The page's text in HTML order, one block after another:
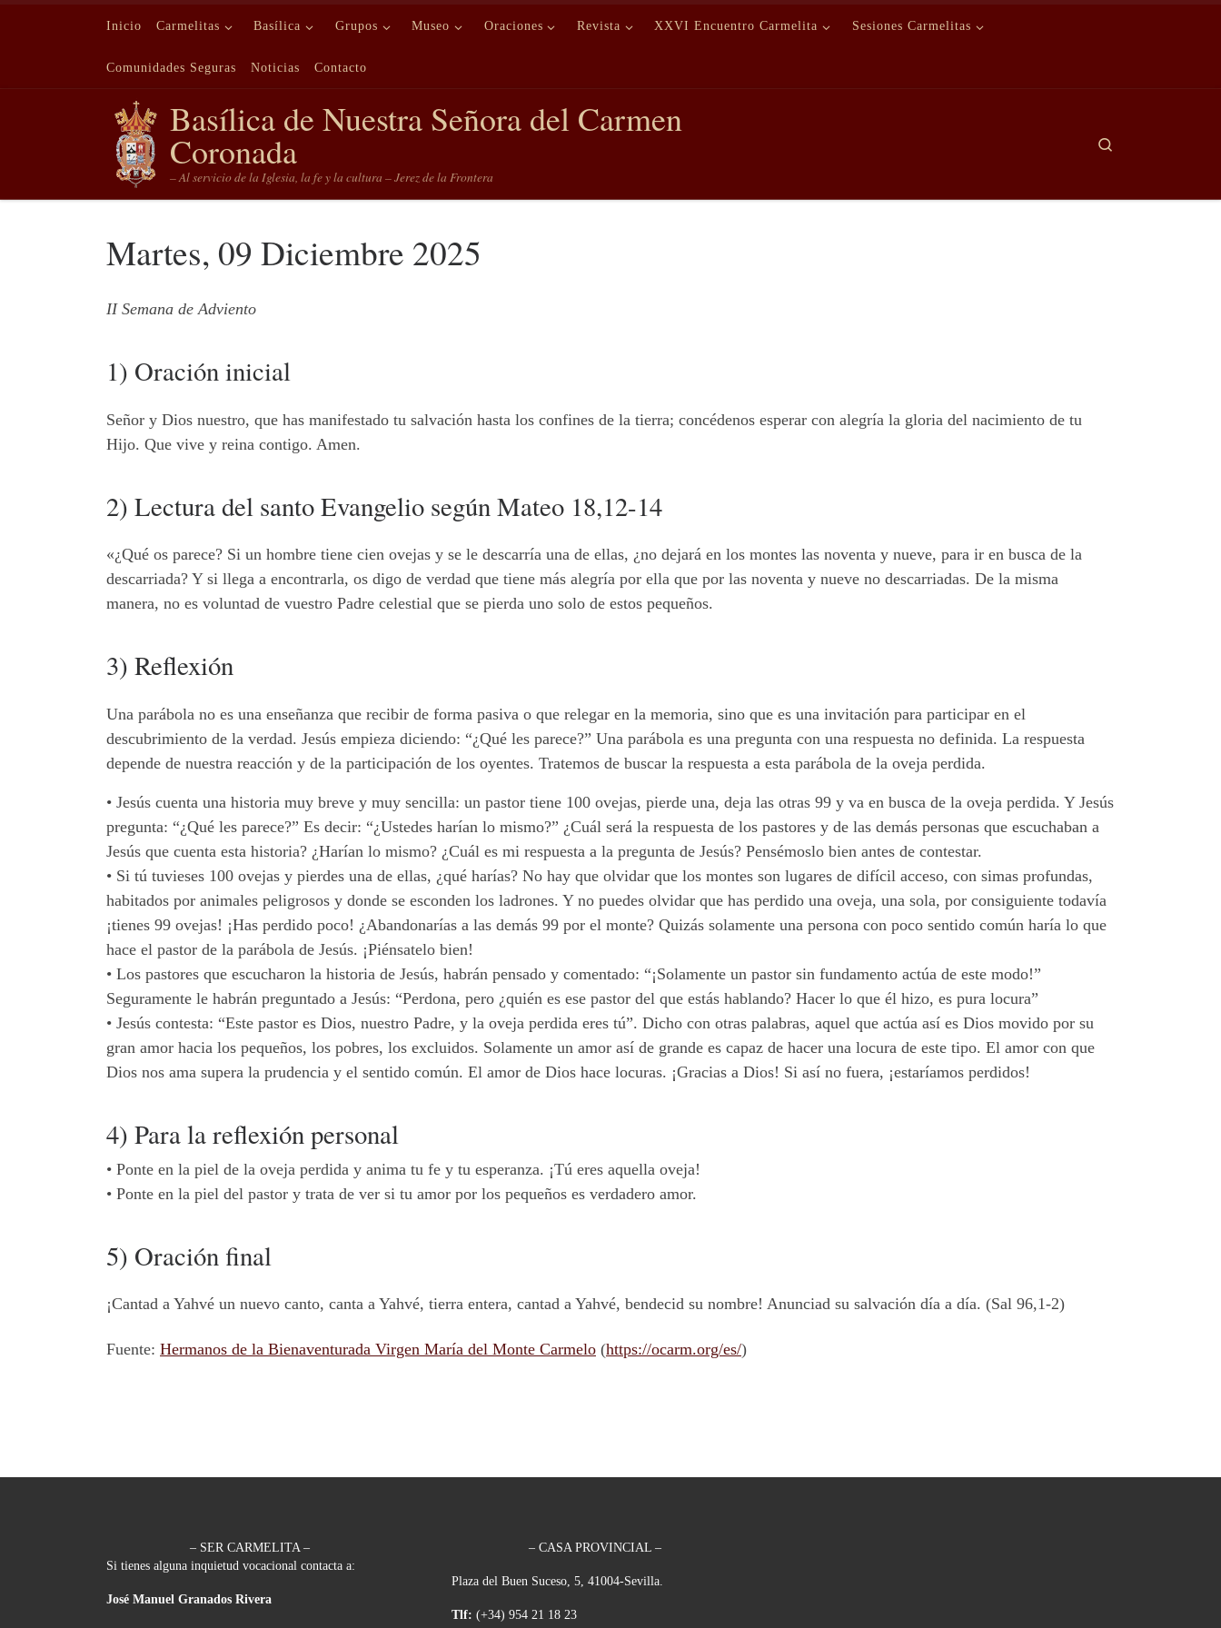
Saltar al contenido
Inicio Carmelitas Basílica Grupos Museo Oraciones Revista XXVI Encuentro Carmelita Sesiones Carmelitas
Comunidades Seguras Noticias Contacto
Basílica de Nuestra Señora del Carmen
Coronada
– Al servicio de la Iglesia, la fe y la cultura – Jerez de la Frontera
Martes, 09 Diciembre 2025
II Semana de Adviento
1) Oración inicial
Señor y Dios nuestro, que has manifestado tu salvación hasta los confines de la tierra; concédenos esperar con alegría la gloria del nacimiento de tu
Hijo. Que vive y reina contigo. Amen.
2) Lectura del santo Evangelio según Mateo 18,12-14
«¿Qué os parece? Si un hombre tiene cien ovejas y se le descarría una de ellas, ¿no dejará en los montes las noventa y nueve, para ir en busca de la
descarriada? Y si llega a encontrarla, os digo de verdad que tiene más alegría por ella que por las noventa y nueve no descarriadas. De la misma
manera, no es voluntad de vuestro Padre celestial que se pierda uno solo de estos pequeños.
3) Reflexión
Una parábola no es una enseñanza que recibir de forma pasiva o que relegar en la memoria, sino que es una invitación para participar en el
descubrimiento de la verdad. Jesús empieza diciendo: “¿Qué les parece?” Una parábola es una pregunta con una respuesta no definida. La respuesta
depende de nuestra reacción y de la participación de los oyentes. Tratemos de buscar la respuesta a esta parábola de la oveja perdida.
• Jesús cuenta una historia muy breve y muy sencilla: un pastor tiene 100 ovejas, pierde una, deja las otras 99 y va en busca de la oveja perdida. Y Jesús
pregunta: “¿Qué les parece?” Es decir: “¿Ustedes harían lo mismo?” ¿Cuál será la respuesta de los pastores y de las demás personas que escuchaban a
Jesús que cuenta esta historia? ¿Harían lo mismo? ¿Cuál es mi respuesta a la pregunta de Jesús? Pensémoslo bien antes de contestar.
• Si tú tuvieses 100 ovejas y pierdes una de ellas, ¿qué harías? No hay que olvidar que los montes son lugares de difícil acceso, con simas profundas,
habitados por animales peligrosos y donde se esconden los ladrones. Y no puedes olvidar que has perdido una oveja, una sola, por consiguiente todavía
¡tienes 99 ovejas! ¡Has perdido poco! ¿Abandonarías a las demás 99 por el monte? Quizás solamente una persona con poco sentido común haría lo que
hace el pastor de la parábola de Jesús. ¡Piénsatelo bien!
• Los pastores que escucharon la historia de Jesús, habrán pensado y comentado: “¡Solamente un pastor sin fundamento actúa de este modo!”
Seguramente le habrán preguntado a Jesús: “Perdona, pero ¿quién es ese pastor del que estás hablando? Hacer lo que él hizo, es pura locura”
• Jesús contesta: “Este pastor es Dios, nuestro Padre, y la oveja perdida eres tú”. Dicho con otras palabras, aquel que actúa así es Dios movido por su
gran amor hacia los pequeños, los pobres, los excluidos. Solamente un amor así de grande es capaz de hacer una locura de este tipo. El amor con que
Dios nos ama supera la prudencia y el sentido común. El amor de Dios hace locuras. ¡Gracias a Dios! Si así no fuera, ¡estaríamos perdidos!
4) Para la reflexión personal
• Ponte en la piel de la oveja perdida y anima tu fe y tu esperanza. ¡Tú eres aquella oveja!
• Ponte en la piel del pastor y trata de ver si tu amor por los pequeños es verdadero amor.
5) Oración final
¡Cantad a Yahvé un nuevo canto, canta a Yahvé, tierra entera, cantad a Yahvé, bendecid su nombre! Anunciad su salvación día a día. (Sal 96,1-2)
Fuente: Hermanos de la Bienaventurada Virgen María del Monte Carmelo (https://ocarm.org/es/)
– SER CARMELITA –
Si tienes alguna inquietud vocacional contacta a:
José Manuel Granados Rivera
– CASA PROVINCIAL –
Plaza del Buen Suceso, 5, 41004-Sevilla.
Tlf: (+34) 954 21 18 23